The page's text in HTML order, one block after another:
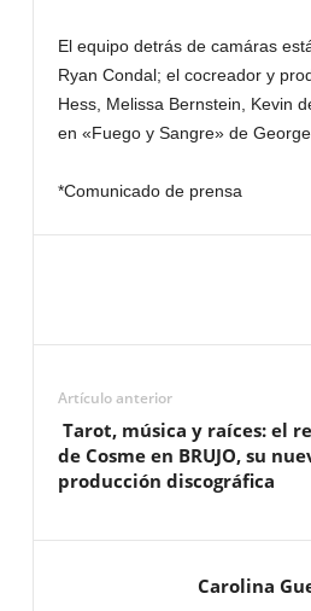
El equipo detrás de camáras
Ryan Condal; el cocreador y
Hess, Melissa Bernstein, Kevin
en «Fuego y Sangre» de
*Comunicado de prensa
Artículo anterior
Tarot, música y raíces: el
de Cosme en BRUJO, su
producción discográfica
Carolina